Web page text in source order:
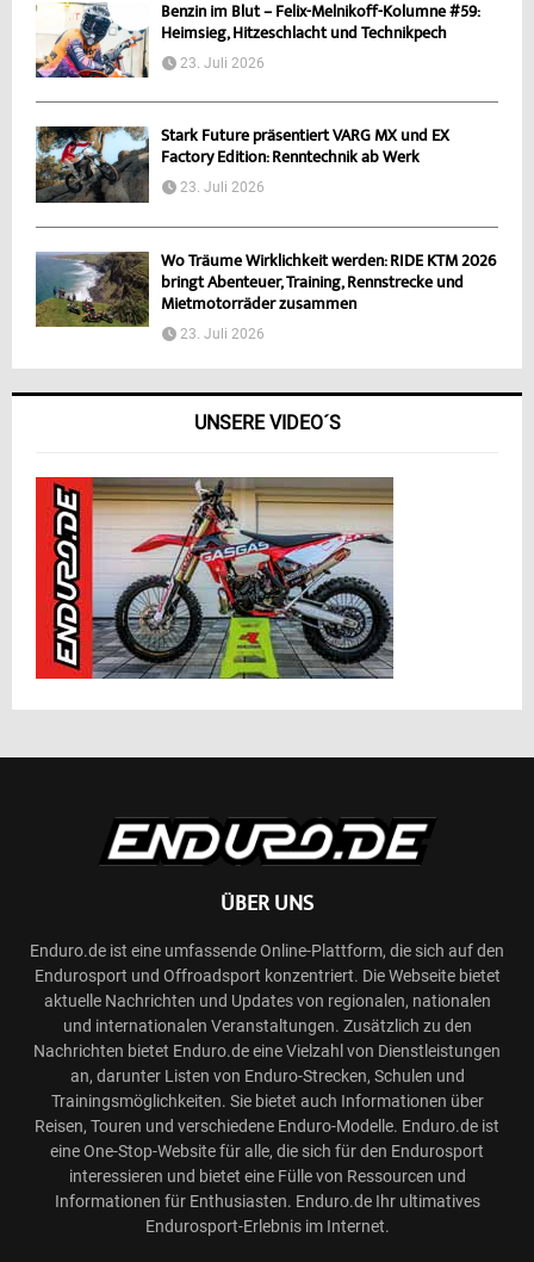
Benzin im Blut – Felix-Melnikoff-Kolumne #59:
Heimsieg, Hitzeschlacht und Technikpech
23. Juli 2026
Stark Future präsentiert VARG MX und EX
Factory Edition: Renntechnik ab Werk
23. Juli 2026
Wo Träume Wirklichkeit werden: RIDE KTM 2026
bringt Abenteuer, Training, Rennstrecke und
Mietmotorräder zusammen
23. Juli 2026
UNSERE VIDEO´S
ÜBER UNS
Enduro.de ist eine umfassende Online-Plattform, die sich auf den
Endurosport und Offroadsport konzentriert. Die Webseite bietet
aktuelle Nachrichten und Updates von regionalen, nationalen
und internationalen Veranstaltungen. Zusätzlich zu den
Nachrichten bietet Enduro.de eine Vielzahl von Dienstleistungen
an, darunter Listen von Enduro-Strecken, Schulen und
Trainingsmöglichkeiten. Sie bietet auch Informationen über
Reisen, Touren und verschiedene Enduro-Modelle. Enduro.de ist
eine One-Stop-Website für alle, die sich für den Endurosport
interessieren und bietet eine Fülle von Ressourcen und
Informationen für Enthusiasten. Enduro.de Ihr ultimatives
Endurosport-Erlebnis im Internet.